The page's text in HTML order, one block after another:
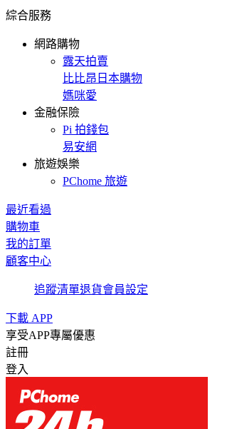
綜合服務
網路購物
露天拍賣
比比昂日本購物
媽咪愛
金融保險
Pi 拍錢包
易安網
旅遊娛樂
PChome 旅遊
最近看過
購物車
我的訂單
顧客中心
追蹤清單退貨會員設定
下載 APP
享受APP專屬優惠
註冊
登入